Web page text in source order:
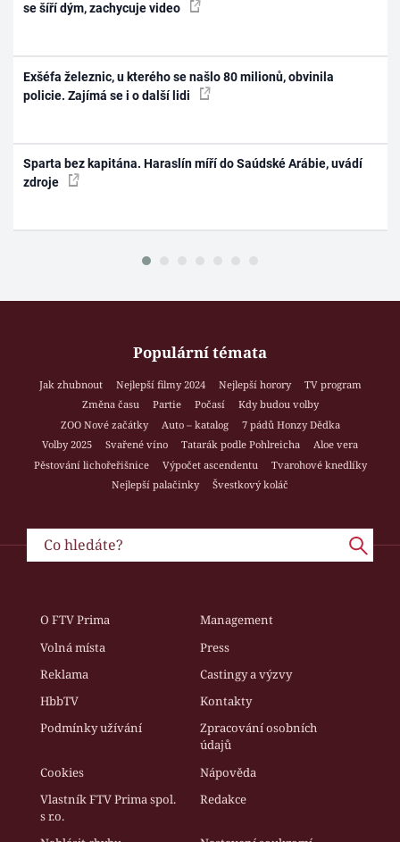
se šíří dým, zachycuje video
Exšéfa železnic, u kterého se našlo 80 milionů, obvinila
policie. Zajímá se i o další lidi
Sparta bez kapitána. Haraslín míří do Saúdské Arábie, uvádí
zdroje
Populární témata
Jak zhubnout Nejlepší filmy 2024 Nejlepší horory
TV program
Změna času
Partie Počasí
Kdy budou volby
ZOO Nové začátky
Auto – katalog
7 pádů Honzy Dědka
Volby 2025
Svařené víno Tatarák podle Pohlreicha
Aloe vera
Pěstování lichořeřišnice
Výpočet ascendentu
Tvarohové knedlíky
Nejlepší palačinky
Švestkový koláč
O FTV Prima
Management
Volná místa
Press
Reklama
Castingy a výzvy
HbbTV
Kontakty
Podmínky užívání
Zpracování osobních
údajů
Cookies
Nápověda
Vlastník FTV Prima spol.
s r.o.
Redakce